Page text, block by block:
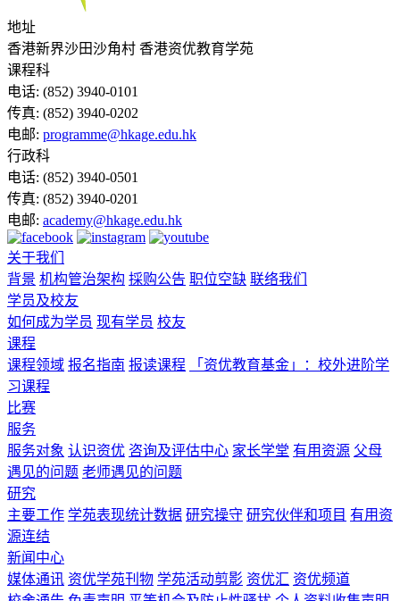
地址
香港新界沙田沙角村 香港资优教育学苑
课程科
电话: (852) 3940-0101
传真: (852) 3940-0202
电邮: programme@hkage.edu.hk
行政科
电话: (852) 3940-0501
传真: (852) 3940-0201
电邮: academy@hkage.edu.hk
关于我们
背景 机构管治架构 採购公告 职位空缺 联络我们
学员及校友
如何成为学员 现有学员 校友
课程
课程领域 报名指南 报读课程
「资优教育基金」：校外进阶学
习课程
比赛
服务
服务对象 认识资优 咨询及评估中心 家长学堂 有用资源 父母
遇见的问题 老师遇见的问题
研究
主要工作 学苑表现统计数据 研究操守 研究伙伴和项目 有用资
源连结
新闻中心
媒体通讯 资优学苑刊物 学苑活动剪影 资优汇 资优频道